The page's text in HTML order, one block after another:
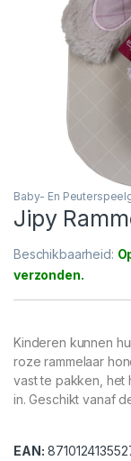
Baby- En
Jipy
Beschikbaarheid:
Kinderen kunnen
roze rammelaar
vast te pakken, het
in. Geschikt vanaf
EAN: